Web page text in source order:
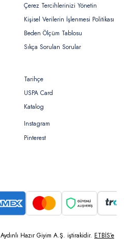
Çerez Tercihlerinizi Yönetin
Kişisel Verilerin İşlenmesi Politikası
Beden Ölçüm Tablosu
Sıkça Sorulan Sorular
Tarihçe
USPA Card
Katalog
Instagram
Pinterest
Aydınlı Hazır Giyim A.Ş. iştirakidir. ETBİS’e